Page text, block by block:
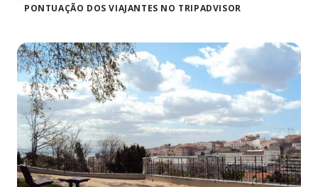
PONTUAÇÃO DOS VIAJANTES NO TRIPADVISOR